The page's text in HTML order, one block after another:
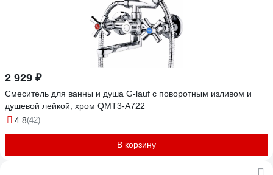
2 929 ₽
Смеситель для ванны и душа G-lauf с поворотным изливом и
душевой лейкой, хром QMT3-A722
4.8(42)
В корзину